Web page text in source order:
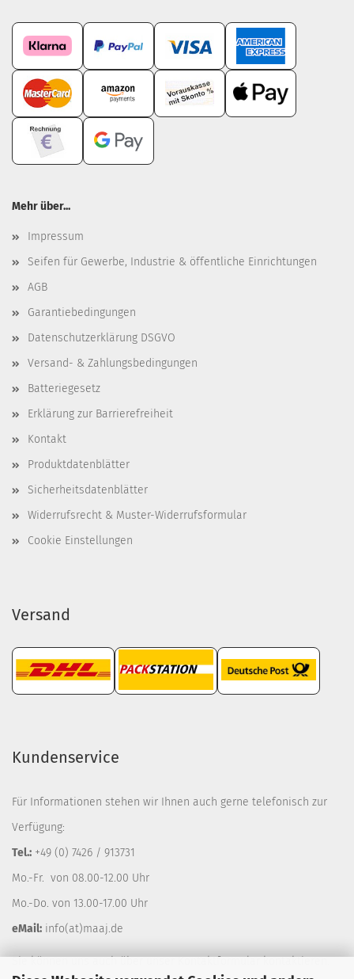
Mehr über...
Impressum
Seifen für Gewerbe, Industrie & öffentliche Einrichtungen
AGB
Garantiebedingungen
Datenschutzerklärung DSGVO
Versand- & Zahlungsbedingungen
Batteriegesetz
Erklärung zur Barrierefreiheit
Kontakt
Produktdatenblätter
Sicherheitsdatenblätter
Widerrufsrecht & Muster-Widerrufsformular
Cookie Einstellungen
Versand
Kundenservice
Für Informationen stehen wir Ihnen auch gerne telefonisch zur
Verfügung:
Tel.: +49 (0) 7426 / 913731
Mo.-Fr. von 08.00-12.00 Uhr
Mo.-Do. von 13.00-17.00 Uhr
eMail: info(at)maaj.de
Sie können uns auch über unserKontaktformularkontaktieren.